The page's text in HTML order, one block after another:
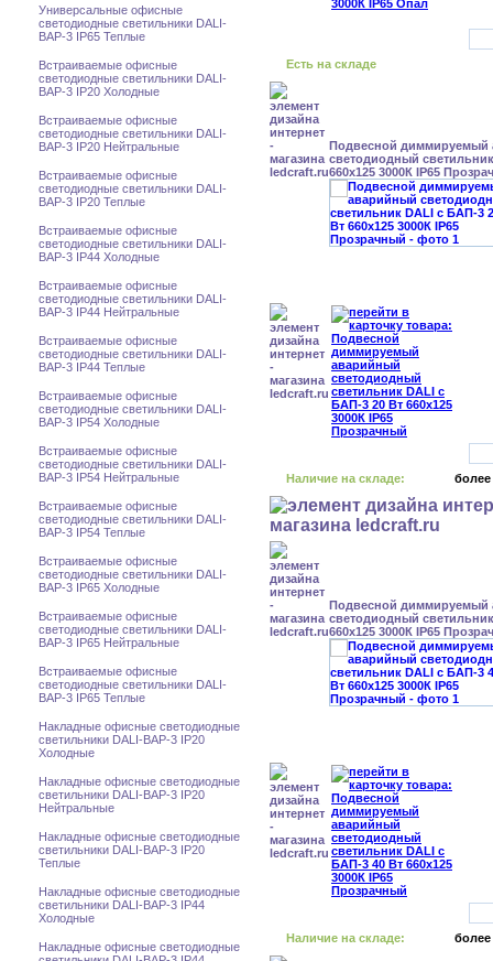
Универсальные офисные
светодиодные светильники DALI-
BAP-3 IP65 Теплые
Встраиваемые офисные
светодиодные светильники DALI-
BAP-3 IP20 Холодные
Встраиваемые офисные
светодиодные светильники DALI-
BAP-3 IP20 Нейтральные
Встраиваемые офисные
светодиодные светильники DALI-
BAP-3 IP20 Теплые
Встраиваемые офисные
светодиодные светильники DALI-
BAP-3 IP44 Холодные
Встраиваемые офисные
светодиодные светильники DALI-
BAP-3 IP44 Нейтральные
Встраиваемые офисные
светодиодные светильники DALI-
BAP-3 IP44 Теплые
Встраиваемые офисные
светодиодные светильники DALI-
BAP-3 IP54 Холодные
Встраиваемые офисные
светодиодные светильники DALI-
BAP-3 IP54 Нейтральные
Встраиваемые офисные
светодиодные светильники DALI-
BAP-3 IP54 Теплые
Встраиваемые офисные
светодиодные светильники DALI-
BAP-3 IP65 Холодные
Встраиваемые офисные
светодиодные светильники DALI-
BAP-3 IP65 Нейтральные
Встраиваемые офисные
светодиодные светильники DALI-
BAP-3 IP65 Теплые
Накладные офисные светодиодные
светильники DALI-BAP-3 IP20
Холодные
Накладные офисные светодиодные
светильники DALI-BAP-3 IP20
Нейтральные
Накладные офисные светодиодные
светильники DALI-BAP-3 IP20
Теплые
Накладные офисные светодиодные
светильники DALI-BAP-3 IP44
Холодные
Накладные офисные светодиодные
Есть на складе
Подвесной диммируемый
светодиодный
660x125 3000К IP65
Наличие на складе: более
Подвесной диммируемый
светодиодный
660x125 3000К IP65
Наличие на складе: более